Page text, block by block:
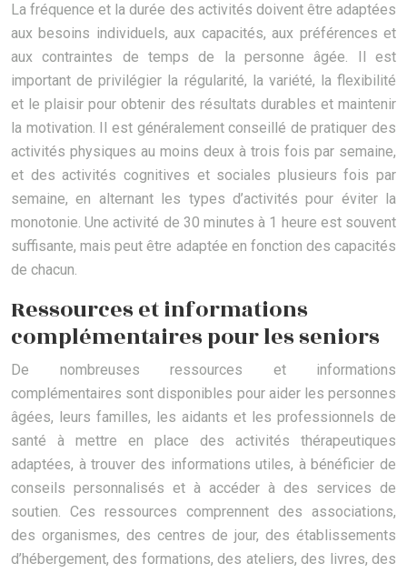
La fréquence et la durée des activités doivent être adaptées
aux besoins individuels, aux capacités, aux préférences et
aux contraintes de temps de la personne âgée. Il est
important de privilégier la régularité, la variété, la flexibilité
et le plaisir pour obtenir des résultats durables et maintenir
la motivation. Il est généralement conseillé de pratiquer des
activités physiques au moins deux à trois fois par semaine,
et des activités cognitives et sociales plusieurs fois par
semaine, en alternant les types d’activités pour éviter la
monotonie. Une activité de 30 minutes à 1 heure est souvent
suffisante, mais peut être adaptée en fonction des capacités
de chacun.
Ressources et informations
complémentaires pour les seniors
De nombreuses ressources et informations
complémentaires sont disponibles pour aider les personnes
âgées, leurs familles, les aidants et les professionnels de
santé à mettre en place des activités thérapeutiques
adaptées, à trouver des informations utiles, à bénéficier de
conseils personnalisés et à accéder à des services de
soutien. Ces ressources comprennent des associations,
des organismes, des centres de jour, des établissements
d’hébergement, des formations, des ateliers, des livres, des